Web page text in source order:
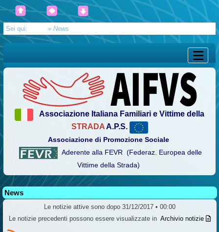
Sei qui: » News
Associazione Italiana Familiari e Vittime della
STRADAA.P.S.
Associazione di Promozione Sociale
Aderente alla FEVR (Federaz. Europea delle
Vittime della Strada)
News
Le notizie attive sono dopo 31/12/2017 • 00:00
Le notizie precedenti possono essere visualizzate in Archivio notizie